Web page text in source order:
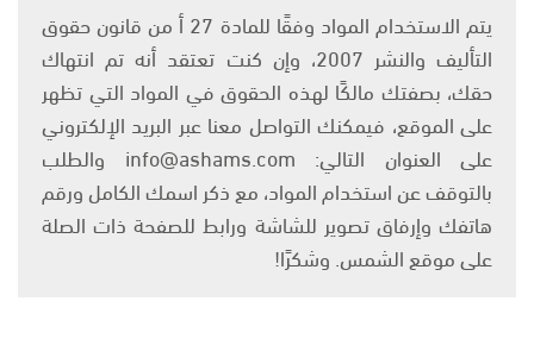
يتم الاستخدام المواد وفقًا للمادة 27 أ من قانون حقوق
التأليف والنشر 2007، وإن كنت تعتقد أنه تم انتهاك
حقك، بصفتك مالكًا لهذه الحقوق في المواد التي تظهر
على الموقع، فيمكنك التواصل معنا عبر البريد الإلكتروني
على العنوان التالي: info@ashams.com والطلب
بالتوقف عن استخدام المواد، مع ذكر اسمك الكامل ورقم
هاتفك وإرفاق تصوير للشاشة ورابط للصفحة ذات الصلة
على موقع الشمس. وشكرًا!